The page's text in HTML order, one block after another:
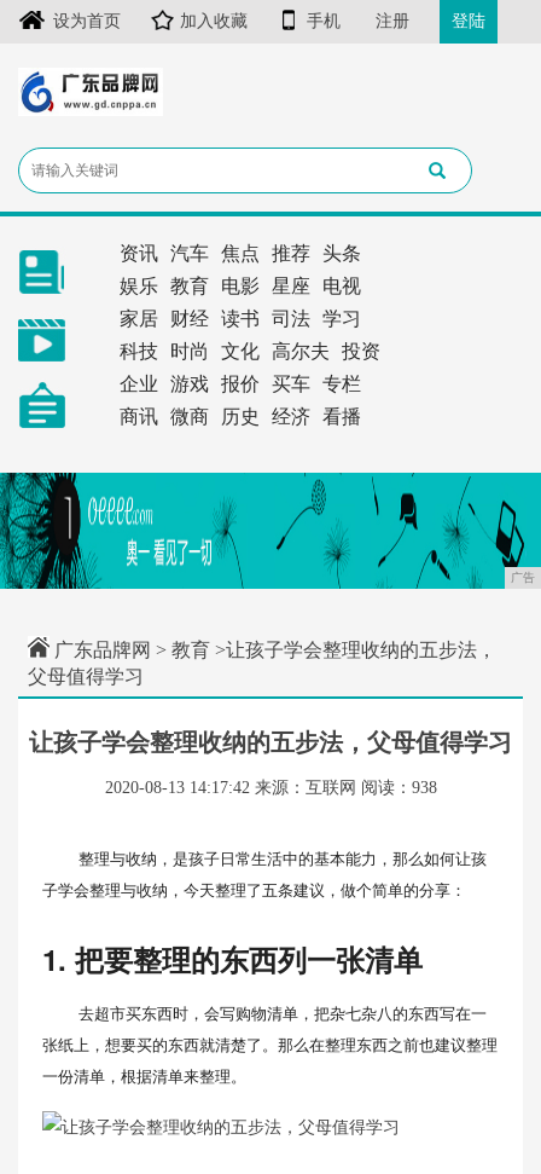
设为首页 加入收藏 手机 注册 登陆
资讯 汽车 焦点 推荐
头条
娱乐
教育 电影 星座
电视
家居
财经 读书 司法
学习
科技
时尚 文化 高尔夫
投资
企业
游戏 报价 买车
专栏
商讯
微商 历史 经济 看播
广告
广东品牌网 > 教育 >让孩子学会整理收纳的五步法，
父母值得学习
让孩子学会整理收纳的五步法，父母值得学习
2020-08-13 14:17:42 来源：互联网 阅读：938
整理与收纳，是孩子日常生活中的基本能力，那么如何让孩
子学会整理与收纳，今天整理了五条建议，做个简单的分享：
1. 把要整理的东西列一张清单
去超市买东西时，会写购物清单，把杂七杂八的东西写在一
张纸上，想要买的东西就清楚了。那么在整理东西之前也建议整理
一份清单，根据清单来整理。